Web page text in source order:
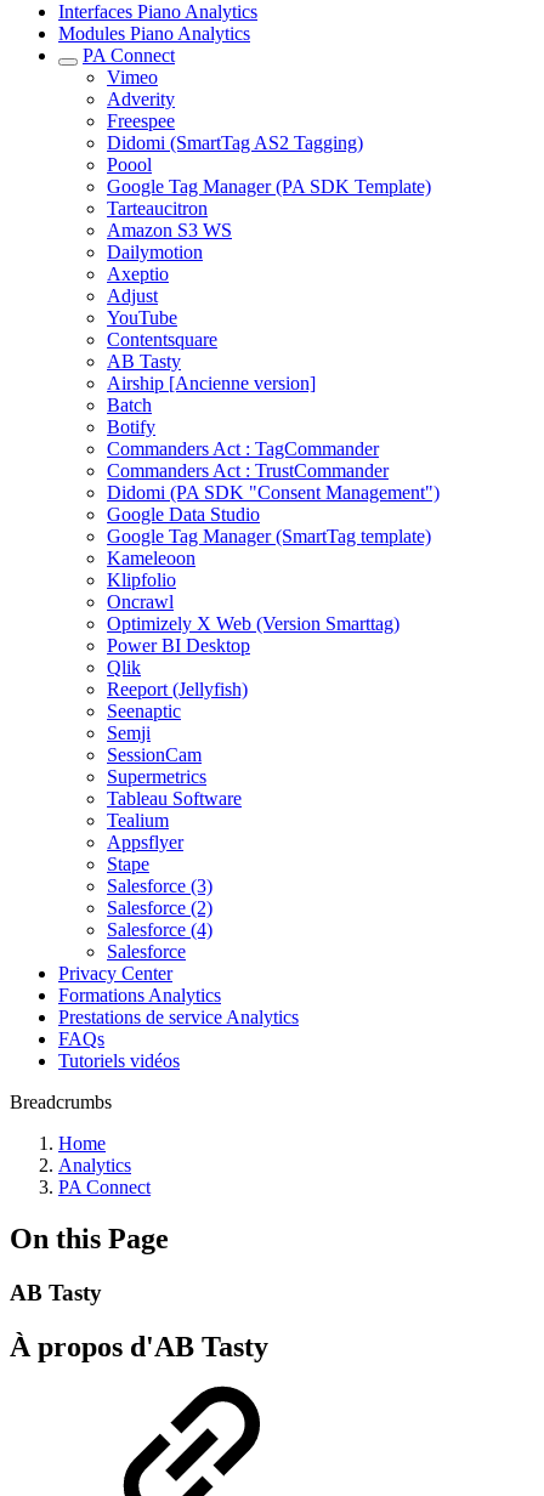
Interfaces Piano Analytics
Modules Piano Analytics
PA Connect
Vimeo
Adverity
Freespee
Didomi (SmartTag AS2 Tagging)
Poool
Google Tag Manager (PA SDK Template)
Tarteaucitron
Amazon S3 WS
Dailymotion
Axeptio
Adjust
YouTube
Contentsquare
AB Tasty
Airship [Ancienne version]
Batch
Botify
Commanders Act : TagCommander
Commanders Act : TrustCommander
Didomi (PA SDK "Consent Management")
Google Data Studio
Google Tag Manager (SmartTag template)
Kameleoon
Klipfolio
Oncrawl
Optimizely X Web (Version Smarttag)
Power BI Desktop
Qlik
Reeport (Jellyfish)
Seenaptic
Semji
SessionCam
Supermetrics
Tableau Software
Tealium
Appsflyer
Stape
Salesforce (3)
Salesforce (2)
Salesforce (4)
Salesforce
Privacy Center
Formations Analytics
Prestations de service Analytics
FAQs
Tutoriels vidéos
Breadcrumbs
Home
Analytics
PA Connect
On this Page
AB Tasty
À propos d'AB Tasty